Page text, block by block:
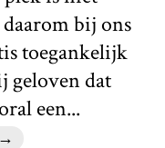
bij ons
toegankelijk
geloven dat
een...